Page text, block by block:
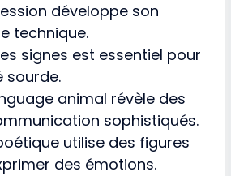
développe son
technique.
signes est essentiel pour
sourde.
animal révèle des
sophistiqués.
utilise des figures
des émotions.